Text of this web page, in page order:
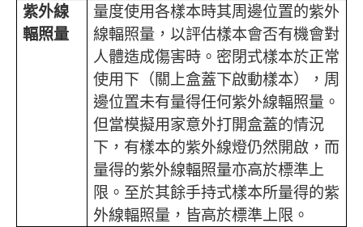
紫外線
輻照量
量度使用各樣本時其周邊位置的紫外
線輻照量，以評估樣本會否有機會對
人體造成傷害時。密閉式樣本於正常
使用下（關上盒蓋下啟動樣本），周
邊位置未有量得任何紫外線輻照量。
但當模擬用家意外打開盒蓋的情況
下，有樣本的紫外線燈仍然開啟，而
量得的紫外線輻照量亦高於標準上
限。至於其餘手持式樣本所量得的紫
外線輻照量，皆高於標準上限。